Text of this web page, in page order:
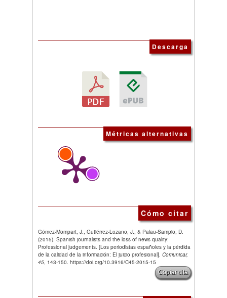
Descarga
Métricas alternativas
Cómo citar
Gómez-Mompart, J., Gutiérrez-Lozano, J., & Palau-Sampio, D.
(2015). Spanish journalists and the loss of news quality:
Professional judgements. [Los periodistas españoles y la pérdida
de la calidad de la información: El juicio profesional]. Comunicar,
45, 143-150. https://doi.org/10.3916/C45-2015-15
Copiar cita